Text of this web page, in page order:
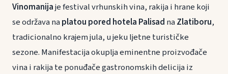
Vinomanijaje festival vrhunskih vina, rakija i hrane koji
se održava naplatou pored hotela Palisad naZlatiboru,
tradicionalno krajem jula, u jeku ljetne turističke
sezone. Manifestacija okuplja eminentne proizvođače
vina i rakija te ponuđače gastronomskih delicija iz